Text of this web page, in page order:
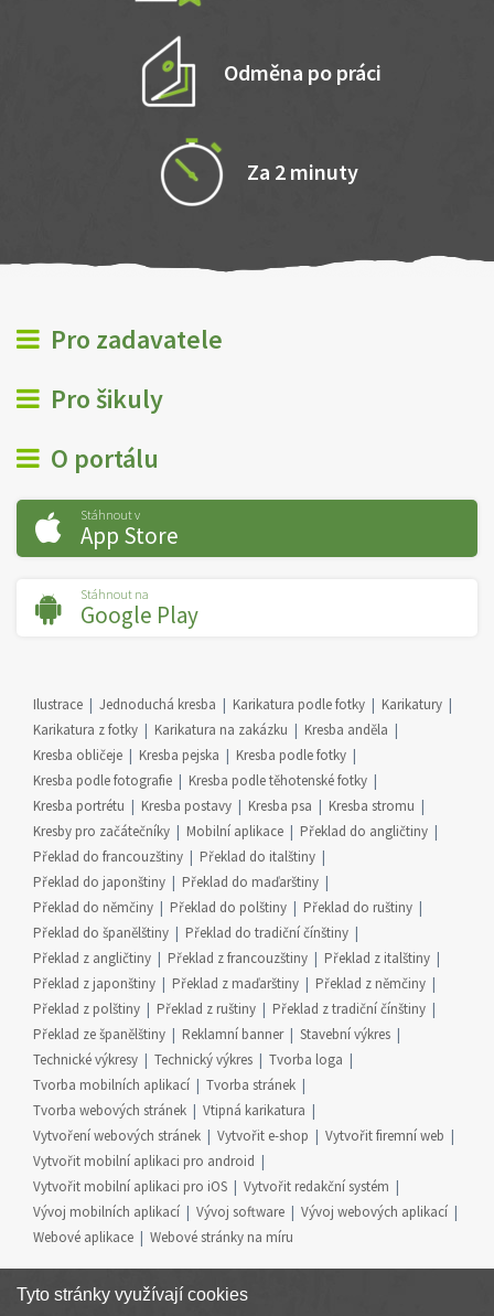
Odměna po práci
Za 2 minuty
Pro zadavatele
Pro šikuly
O portálu
Stáhnout v
App Store
Stáhnout na
Google Play
Ilustrace Jednoduchá kresba Karikatura podle fotky
Karikatury
Karikatura z fotky
Karikatura na zakázku
Kresba anděla
Kresba obličeje
Kresba pejska
Kresba podle fotky
Kresba podle fotografie
Kresba podle těhotenské fotky
Kresba portrétu
Kresba postavy Kresba psa
Kresba stromu
Kresby pro začátečníky
Mobilní aplikace
Překlad do angličtiny
Překlad do francouzštiny
Překlad do italštiny
Překlad do japonštiny
Překlad do maďarštiny
Překlad do němčiny
Překlad do polštiny
Překlad do ruštiny
Překlad do španělštiny
Překlad do tradiční čínštiny
Překlad z angličtiny
Překlad z francouzštiny
Překlad z italštiny
Překlad z japonštiny
Překlad z maďarštiny
Překlad z němčiny
Překlad z polštiny
Překlad z ruštiny
Překlad z tradiční čínštiny
Překlad ze španělštiny
Reklamní banner
Stavební výkres
Technické výkresy
Technický výkres
Tvorba loga
Tvorba mobilních aplikací
Tvorba stránek
Tvorba webových stránek
Vtipná karikatura
Vytvoření webových stránek
Vytvořit e-shop
Vytvořit firemní web
Vytvořit mobilní aplikaci pro android
Vytvořit mobilní aplikaci pro iOS
Vytvořit redakční systém
Vývoj mobilních aplikací
Vývoj software
Vývoj webových aplikací
Webové aplikace
Webové stránky na míru
Tyto stránky využívají cookies